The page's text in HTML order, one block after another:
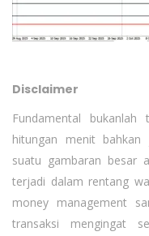
Disclaimer
Fundamental
hitungan menit
suatu gambaran besar
terjadi dalam rentang
money management
transaksi mengingat